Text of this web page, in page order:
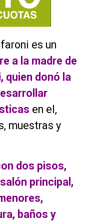
es un
a la madre de
quien donó la
en el,
muestras y
dos pisos,
principal,
baños y